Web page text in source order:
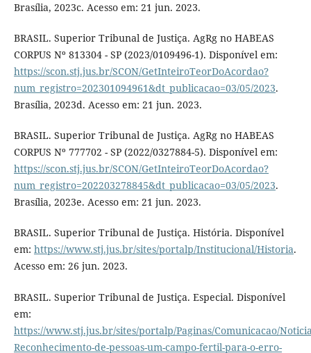
Brasília, 2023c. Acesso em: 21 jun. 2023.
BRASIL. Superior Tribunal de Justiça. AgRg no HABEAS
CORPUS Nº 813304 - SP (2023/0109496-1). Disponível em:
https://scon.stj.jus.br/SCON/GetInteiroTeorDoAcordao?
num_registro=202301094961&dt_publicacao=03/05/2023.
Brasília, 2023d. Acesso em: 21 jun. 2023.
BRASIL. Superior Tribunal de Justiça. AgRg no HABEAS
CORPUS Nº 777702 - SP (2022/0327884-5). Disponível em:
https://scon.stj.jus.br/SCON/GetInteiroTeorDoAcordao?
num_registro=202203278845&dt_publicacao=03/05/2023.
Brasília, 2023e. Acesso em: 21 jun. 2023.
BRASIL. Superior Tribunal de Justiça. História. Disponível
em: https://www.stj.jus.br/sites/portalp/Institucional/Historia.
Acesso em: 26 jun. 2023.
BRASIL. Superior Tribunal de Justiça. Especial. Disponível
em:
https://www.stj.jus.br/sites/portalp/Paginas/Comunicacao/
Reconhecimento-de-pessoas-um-campo-fertil-para-o-erro-